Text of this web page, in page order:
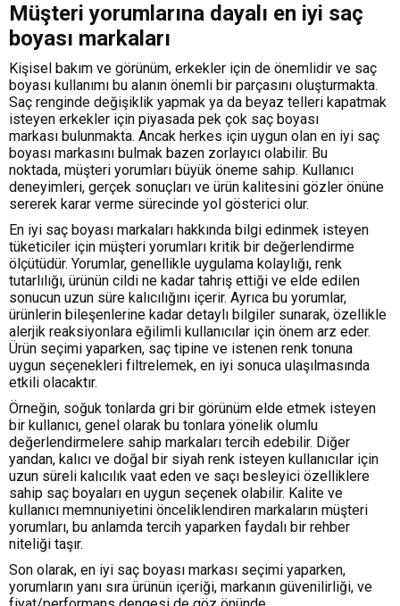
Müşteri yorumlarına dayalı en iyi saç
boyası markaları
Kişisel bakım ve görünüm, erkekler için de önemlidir ve saç
boyası kullanımı bu alanın önemli bir parçasını oluşturmakta.
Saç renginde değişiklik yapmak ya da beyaz telleri kapatmak
isteyen erkekler için piyasada pek çok saç boyası
markası bulunmakta. Ancak herkes için uygun olan en iyi saç
boyası markasını bulmak bazen zorlayıcı olabilir. Bu
noktada, müşteri yorumları büyük öneme sahip. Kullanıcı
deneyimleri, gerçek sonuçları ve ürün kalitesini gözler önüne
sererek karar verme sürecinde yol gösterici olur.
En iyi saç boyası markaları hakkında bilgi edinmek isteyen
tüketiciler için müşteri yorumları kritik bir değerlendirme
ölçütüdür. Yorumlar, genellikle uygulama kolaylığı, renk
tutarlılığı, ürünün cildi ne kadar tahriş ettiği ve elde edilen
sonucun uzun süre kalıcılığını içerir. Ayrıca bu yorumlar,
ürünlerin bileşenlerine kadar detaylı bilgiler sunarak, özellikle
alerjik reaksiyonlara eğilimli kullanıcılar için önem arz eder.
Ürün seçimi yaparken, saç tipine ve istenen renk tonuna
uygun seçenekleri filtrelemek, en iyi sonuca ulaşılmasında
etkili olacaktır.
Örneğin, soğuk tonlarda gri bir görünüm elde etmek isteyen
bir kullanıcı, genel olarak bu tonlara yönelik olumlu
değerlendirmelere sahip markaları tercih edebilir. Diğer
yandan, kalıcı ve doğal bir siyah renk isteyen kullanıcılar için
uzun süreli kalıcılık vaat eden ve saçı besleyici özelliklere
sahip saç boyaları en uygun seçenek olabilir. Kalite ve
kullanıcı memnuniyetini önceliklendiren markaların müşteri
yorumları, bu anlamda tercih yaparken faydalı bir rehber
niteliği taşır.
Son olarak, en iyi saç boyası markası seçimi yaparken,
yorumların yanı sıra ürünün içeriği, markanın güvenilirliği, ve